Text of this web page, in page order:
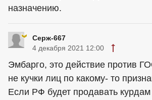
назначению.
Серж-667
4 декабря 2021 12:00
Эмбарго, это действие против
не кучки лиц по какому- то
Если РФ будет продавать